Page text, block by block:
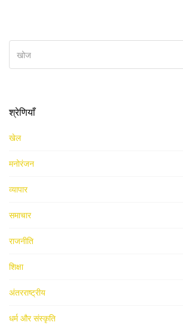
श्रेणियाँ
खेल
मनोरंजन
व्यापार
समाचार
राजनीति
शिक्षा
अंतरराष्ट्रीय
धर्म और संस्कृति